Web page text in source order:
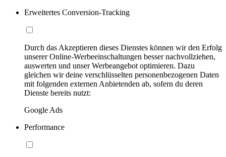
Erweitertes Conversion-Tracking
Durch das Akzeptieren dieses Dienstes können wir den Erfolg
unserer Online-Werbeeinschaltungen besser nachvollziehen,
auswerten und unser Werbeangebot optimieren. Dazu
gleichen wir deine verschlüsselten personenbezogenen Daten
mit folgenden externen Anbietenden ab, sofern du deren
Dienste bereits nutzt:
Google Ads
Performance